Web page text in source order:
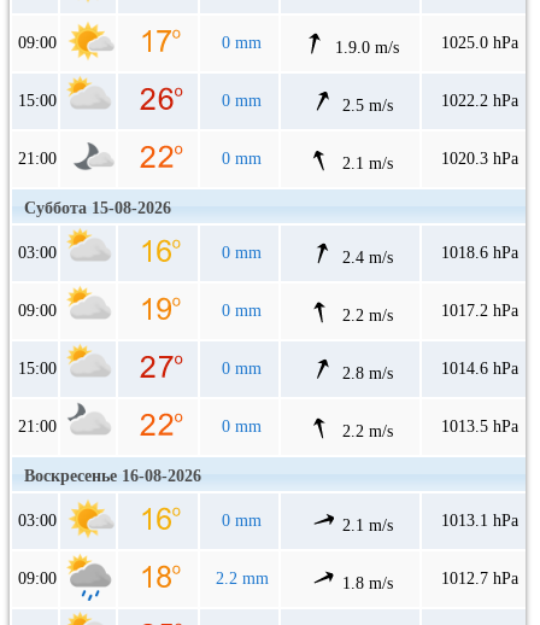
09:00 0 mm 1.9.0 m/s 1025.0 hPa
15:00 0 mm 2.5 m/s 1022.2 hPa
21:00 0 mm 2.1 m/s 1020.3 hPa
Суббота 15-08-2026
03:00 0 mm 2.4 m/s 1018.6 hPa
09:00 0 mm 2.2 m/s 1017.2 hPa
15:00 0 mm 2.8 m/s 1014.6 hPa
21:00 0 mm 2.2 m/s 1013.5 hPa
Воскресенье 16-08-2026
03:00 0 mm 2.1 m/s 1013.1 hPa
09:00 2.2 mm 1.8 m/s 1012.7 hPa